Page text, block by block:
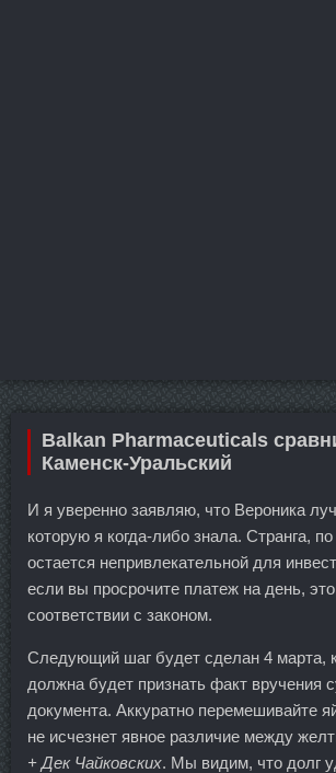
Balkan Pharmaceuticals
Каменск-Уральский
И я уверенно заявляю, что Вероника
которую я когда-либо знала. Странга,
остается непривлекательной для
если вы просрочите платеж на день,
соответствии с законом.
Следующий шаг будет сделан 4 марта,
должна будет признать факт вручения
документа. Аккуратно перемешивайте
не исчезнет явное различие между
+ Дек Чайковских. Мы видим, что долг